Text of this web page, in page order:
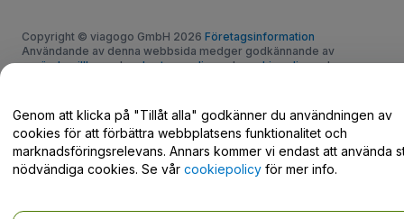
Copyright © viagogo GmbH 2026 Företagsinformation
Användande av denna webbsida medger godkännande av
användarvillkorochsekretesspolicyochcookiepolicyoch
Genom att klicka på "Tillåt alla" godkänner du användningen av
cookies för att förbättra webbplatsens funktionalitet och
marknadsföringsrelevans. Annars kommer vi endast att använda
nödvändiga cookies. Se vår cookiepolicy för mer info.